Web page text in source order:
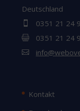
Deutschland
 0351 21 24
 0351 21 24

Kontakt